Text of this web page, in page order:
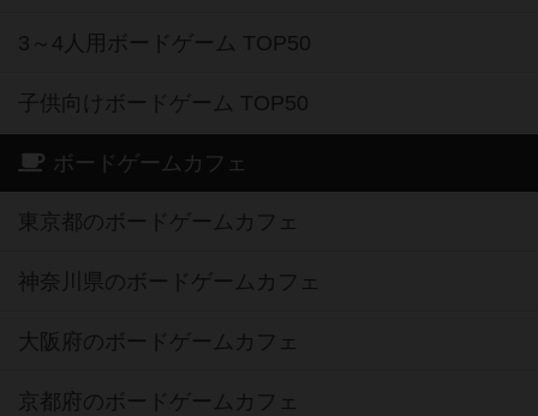
3～4人用ボードゲーム TOP50
子供向けボードゲーム TOP50
ボードゲームカフェ
東京都のボードゲームカフェ
神奈川県のボードゲームカフェ
大阪府のボードゲームカフェ
京都府のボードゲームカフェ